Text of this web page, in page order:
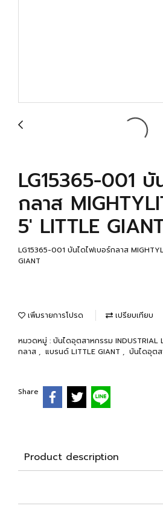
LG15365-001 บั
กลาส
5' LITTLE
LG15365-001 บันไดไฟเบอร์กลาส
GIANT
เพิ่มรายการโปรด เปรียบเทียบ
หมวดหมู่ : บันไดอุตสาหกรรม INDUSTRIAL
กลาส , แบรนด์ LITTLE GIANT , บันไดอุต
Share
Product description